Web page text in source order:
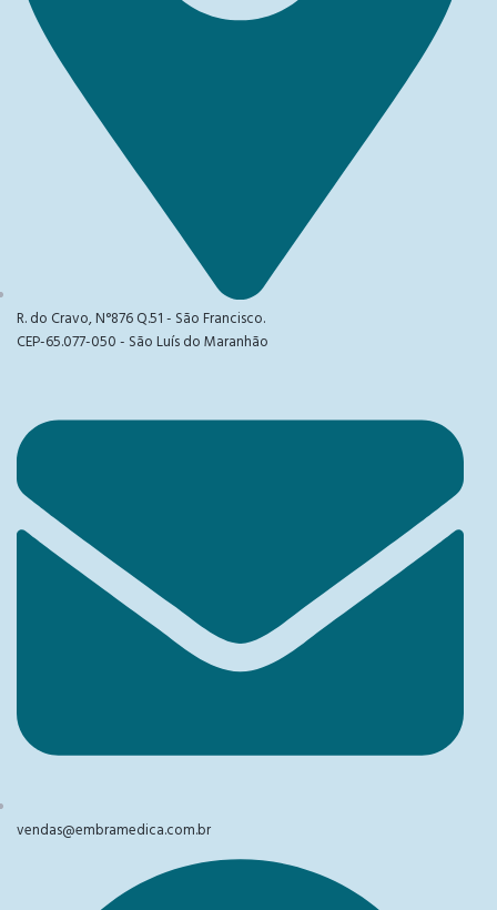
R. do Cravo, N°876 Q.51 - São Francisco.
CEP-65.077-050 - São Luís do Maranhão
vendas@embramedica.com.br